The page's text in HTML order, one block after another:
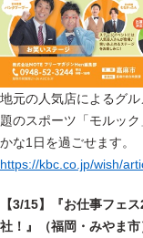
地元の人気店によるグ
題のスポーツ「モルッ
かな1日を過ごせます。
https://kbc.co.jp/wish/
【3/15】『お仕事フェ
社！』（福岡・みやま市